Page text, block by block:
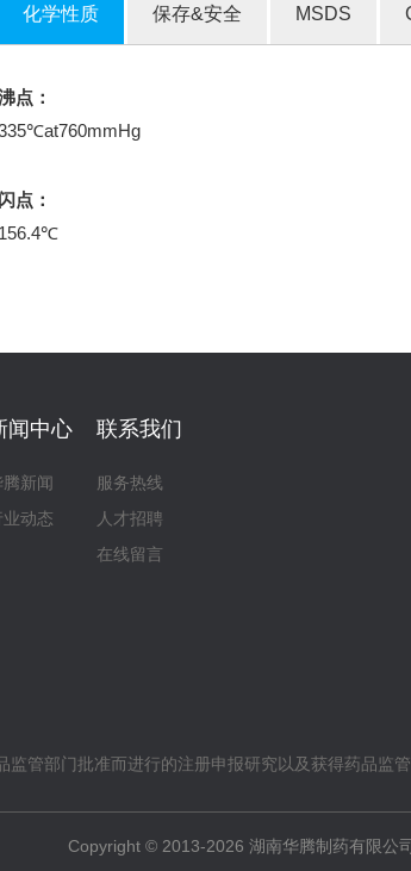
化学性质 保存&安全 MSDS
点：
闪点：
156.4℃
闻中心
腾新闻
业动态
联系我们
服务热线
人才招聘
在线留言
管部门批准而进行的注册申报研究以及获得药品监
Copyright © 2013-2026 湖南华腾制药有限公